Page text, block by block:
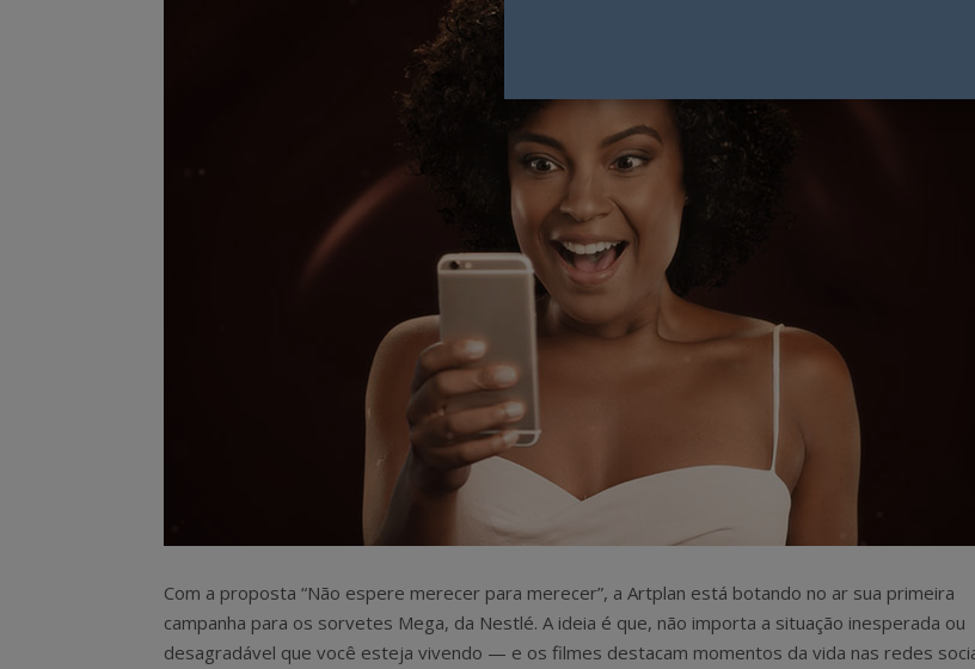
Com a proposta “Não espere merecer para merecer”, a Artplan está botando no ar sua primeira
campanha para os sorvetes Mega, da Nestlé. A ideia é que, não importa a situação inesperada ou
desagradável que você esteja vivendo — e os filmes destacam momentos da vida nas redes